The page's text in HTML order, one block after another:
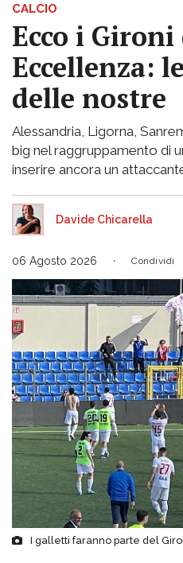
CALCIO
Ecco i Gironi
Eccellenza:
delle nostre
Alessandria, Ligorna,
big nel raggruppamento di
inserire ancora un
Davide Chicarella
06 Agosto 2026 Condividi
I galletti faranno parte del